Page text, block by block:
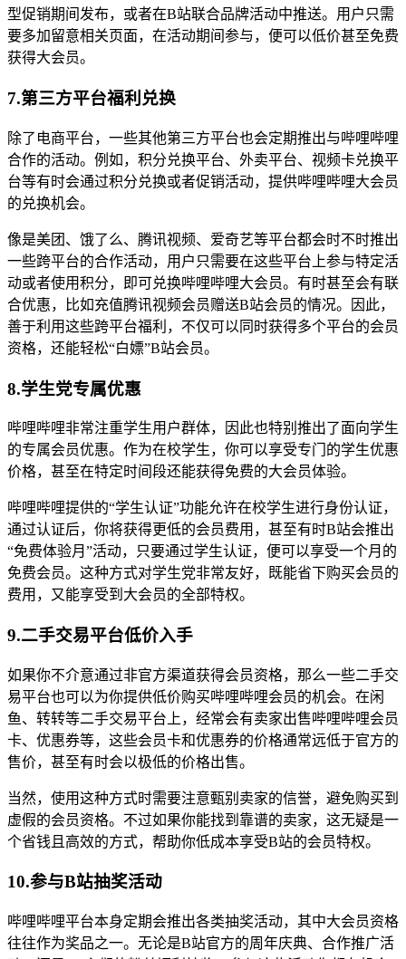
型促销期间发布，或者在B站联合品牌活动中推送。用户只需
要多加留意相关页面，在活动期间参与，便可以低价甚至免费
获得大会员。
7.第三方平台福利兑换
除了电商平台，一些其他第三方平台也会定期推出与哔哩哔哩
合作的活动。例如，积分兑换平台、外卖平台、视频卡兑换平
台等有时会通过积分兑换或者促销活动，提供哔哩哔哩大会员
的兑换机会。
像是美团、饿了么、腾讯视频、爱奇艺等平台都会时不时推出
一些跨平台的合作活动，用户只需要在这些平台上参与特定活
动或者使用积分，即可兑换哔哩哔哩大会员。有时甚至会有联
合优惠，比如充值腾讯视频会员赠送B站会员的情况。因此，
善于利用这些跨平台福利，不仅可以同时获得多个平台的会员
资格，还能轻松“白嫖”B站会员。
8.学生党专属优惠
哔哩哔哩非常注重学生用户群体，因此也特别推出了面向学生
的专属会员优惠。作为在校学生，你可以享受专门的学生优惠
价格，甚至在特定时间段还能获得免费的大会员体验。
哔哩哔哩提供的“学生认证”功能允许在校学生进行身份认证，
通过认证后，你将获得更低的会员费用，甚至有时B站会推出
“免费体验月”活动，只要通过学生认证，便可以享受一个月的
免费会员。这种方式对学生党非常友好，既能省下购买会员的
费用，又能享受到大会员的全部特权。
9.二手交易平台低价入手
如果你不介意通过非官方渠道获得会员资格，那么一些二手交
易平台也可以为你提供低价购买哔哩哔哩会员的机会。在闲
鱼、转转等二手交易平台上，经常会有卖家出售哔哩哔哩会员
卡、优惠券等，这些会员卡和优惠券的价格通常远低于官方的
售价，甚至有时会以极低的价格出售。
当然，使用这种方式时需要注意甄别卖家的信誉，避免购买到
虚假的会员资格。不过如果你能找到靠谱的卖家，这无疑是一
个省钱且高效的方式，帮助你低成本享受B站的会员特权。
10.参与B站抽奖活动
哔哩哔哩平台本身定期会推出各类抽奖活动，其中大会员资格
往往作为奖品之一。无论是B站官方的周年庆典、合作推广活